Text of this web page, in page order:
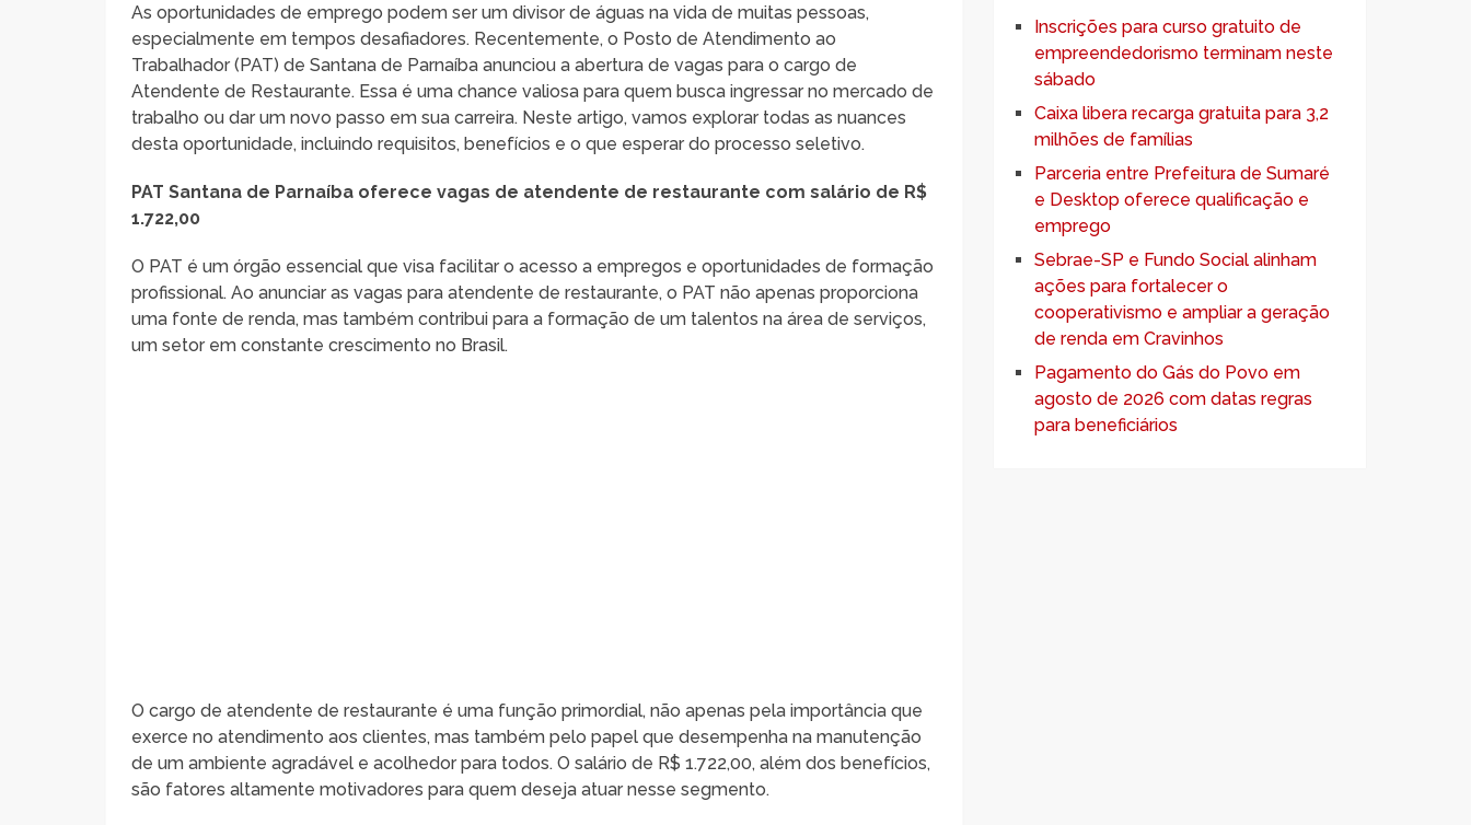
As oportunidades de emprego podem ser um divisor de águas na vida de muitas pessoas,
especialmente em tempos desafiadores. Recentemente, o Posto de Atendimento ao
Trabalhador (PAT) de Santana de Parnaíba anunciou a abertura de vagas para o cargo de
Atendente de Restaurante. Essa é uma chance valiosa para quem busca ingressar no mercado de
trabalho ou dar um novo passo em sua carreira. Neste artigo, vamos explorar todas as nuances
desta oportunidade, incluindo requisitos, benefícios e o que esperar do processo seletivo.
PAT Santana de Parnaíba oferece vagas de atendente de restaurante com salário de R$
1.722,00
O PAT é um órgão essencial que visa facilitar o acesso a empregos e oportunidades de formação
profissional. Ao anunciar as vagas para atendente de restaurante, o PAT não apenas proporciona
uma fonte de renda, mas também contribui para a formação de um talentos na área de serviços,
um setor em constante crescimento no Brasil.
O cargo de atendente de restaurante é uma função primordial, não apenas pela importância que
exerce no atendimento aos clientes, mas também pelo papel que desempenha na manutenção
de um ambiente agradável e acolhedor para todos. O salário de R$ 1.722,00, além dos benefícios,
são fatores altamente motivadores para quem deseja atuar nesse segmento.
Inscrições para curso gratuito de
empreendedorismo terminam neste
sábado
Caixa libera recarga gratuita para 3,2
milhões de famílias
Parceria entre Prefeitura de Sumaré
e Desktop oferece qualificação e
emprego
Sebrae-SP e Fundo Social alinham
ações para fortalecer o
cooperativismo e ampliar a geração
de renda em Cravinhos
Pagamento do Gás do Povo em
agosto de 2026 com datas regras
para beneficiários